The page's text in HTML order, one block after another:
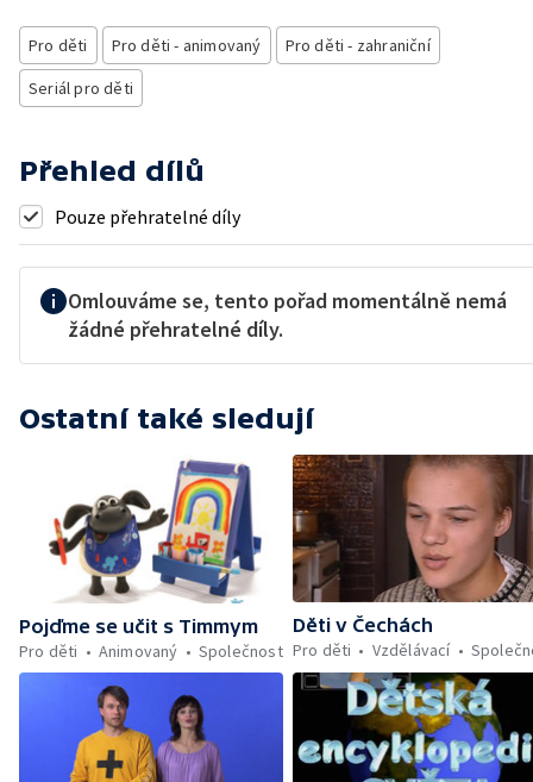
Pro děti Pro děti - animovaný
Pro děti - zahraniční
Seriál pro děti
Přehled dílů
Pouze přehratelné díly
Omlouváme se, tento pořad momentálně nemá
žádné přehratelné díly.
Ostatní také sledují
Pojďme se učit s Timmym
Pro děti
Animovaný Společnost
Děti v Čechách
Pro děti
Vzdělávací